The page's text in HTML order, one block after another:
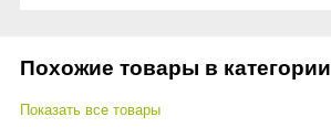
Похожие товары в категории
Показать все товары